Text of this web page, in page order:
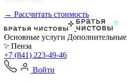
→ Рассчитать стоимость
Основные услуги Дополнительные
Пенза
+7 (841) 223-49-46
Войти